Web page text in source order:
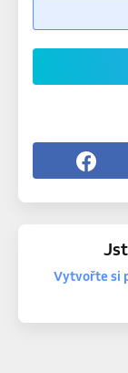
Vytvořte si